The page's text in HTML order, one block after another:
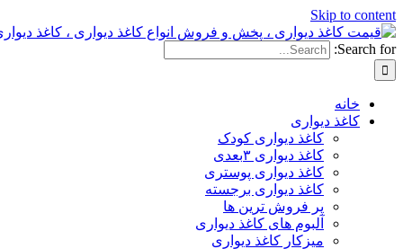
Skip to content
Search for:
خانه
کاغذ دیواری
کاغذ دیواری کودک
کاغذ دیواری ۳بعدی
کاغذ دیواری پوستری
کاغذ دیواری برجسته
پر فروش ترین ها
آلبوم های کاغذ دیواری
میزکار کاغذ دیواری